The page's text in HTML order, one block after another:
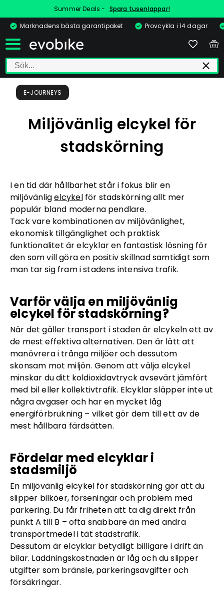
Summer Deals - Spara tusenlappar!
Marknadens bästa garantipaket
Provcykla i 14 dagar
E-JOURNEYS
Miljövänlig elcykel för
stadskörning
I en tid där hållbarhet står i fokus blir en
miljövänligelcykelför stadskörning allt mer
populär bland moderna pendlare.
Tack vare kombinationen av miljövänlighet,
ekonomisk tillgänglighet och praktisk
funktionalitet är elcyklar en fantastisk lösning för
den som vill göra en positiv skillnad samtidigt som
man tar sig fram i stadens intensiva trafik.
Varför välja en miljövänlig
elcykel för stadskörning?
När det gäller transport i staden är elcykeln ett av
de mest effektiva alternativen. Den är lätt att
manövrera i trånga miljöer och dessutom
skonsam mot miljön. Genom att välja elcykel
minskar du ditt koldioxidavtryck avsevärt jämfört
med bil eller kollektivtrafik. Elcyklar släpper inte ut
några avgaser och har en mycket låg
energiförbrukning – vilket gör dem till ett av de
mest hållbara färdsätten.
Fördelar med elcyklar i
stadsmiljö
En miljövänlig elcykel för stadskörning gör att du
slipper bilköer, förseningar och problem med
parkering. Du får friheten att ta dig direkt från
punkt A till B – ofta snabbare än med andra
transportmedel i tät stadstrafik.
Dessutom är elcyklar betydligt billigare i drift än
bilar. Laddningskostnaden är låg och du slipper
utgifter som bränsle, parkeringsavgifter och
försäkringar.